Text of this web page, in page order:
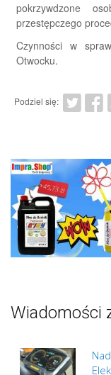
pokrzywdzone
przestępczego
Czynności w
Otwocku.
Podziel się:
Wiadomości